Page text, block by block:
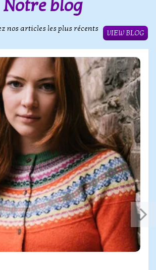
Notre blog
nos articles les plus récents
VIEW BLOG